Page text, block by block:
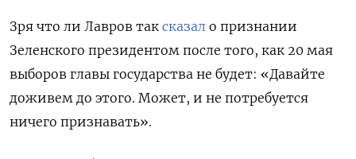
Зря что ли Лавров так сказал о признании
Зеленского президентом после того, как 20 мая
выборов главы государства не будет: «Давайте
доживем до этого. Может, и не потребуется
ничего признавать».